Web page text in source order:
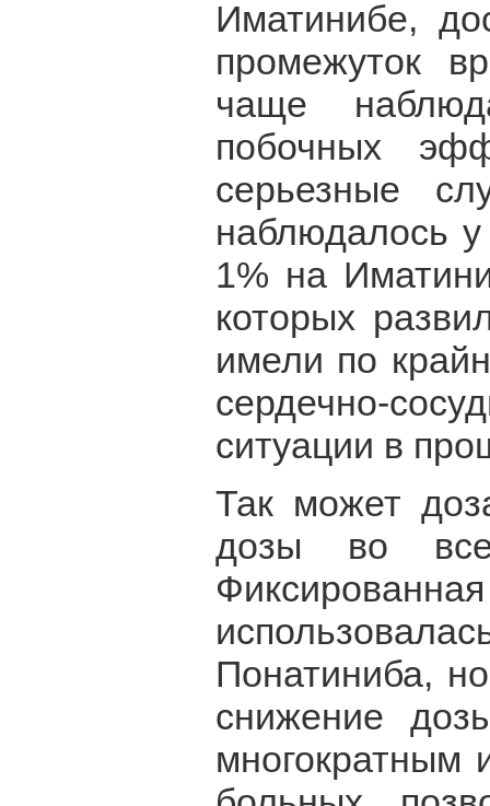
Иматинибе,
промежуток
чаще
побочных
серьезные
наблюдалось
1% на
которых
имели по
сердечно-
ситуации в
Так может
дозы во
Понатиниба,
снижение
многократным